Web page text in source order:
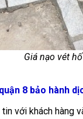
Giá nạo vét
8 bảo hành
với khách hàng